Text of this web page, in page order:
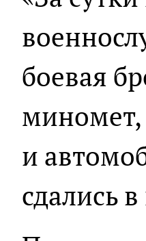
боевая
миномет,
и
сдались